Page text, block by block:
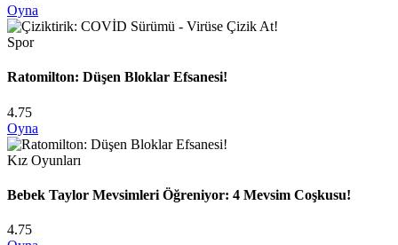
Oyna
Spor
Ratomilton: Düşen Bloklar Efsanesi!
4.75
Oyna
Kız Oyunları
Bebek Taylor Mevsimleri Öğreniyor: 4 Mevsim Coşkusu!
4.75